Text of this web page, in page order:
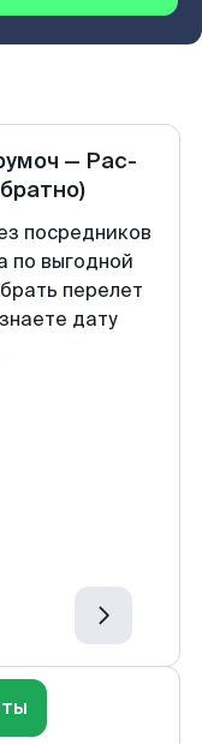
— Рас-
посредников
по выгодной
перелет
дату